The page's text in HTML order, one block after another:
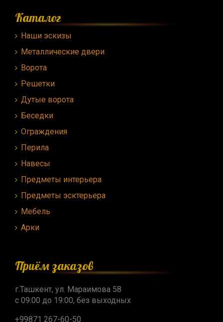
Каталог
Наши эскизы
Металлические двери
Ворота
Решетки
Дутые ворота
Беседки
Ограждения
Перила
Навесы
Предметы интерьера
Предметы эсктерьера
Мебель
Арки
Приём заказов
г.Ташкент, ул. Мараимова 58
с 09:00 до 19:00, без выходных
+99871 267-60-50